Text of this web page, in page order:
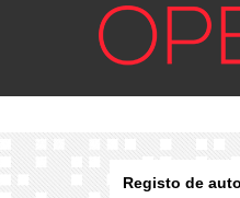
Registo de